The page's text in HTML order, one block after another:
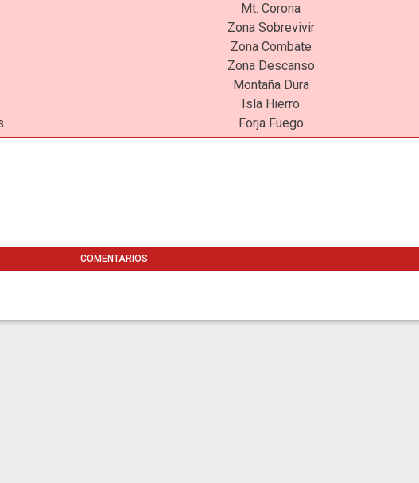
Mt. Corona
Zona Sobrevivir
Zona Combate
Zona Descanso
Montaña Dura
Isla Hierro
Forja Fuego
COMENTARIOS